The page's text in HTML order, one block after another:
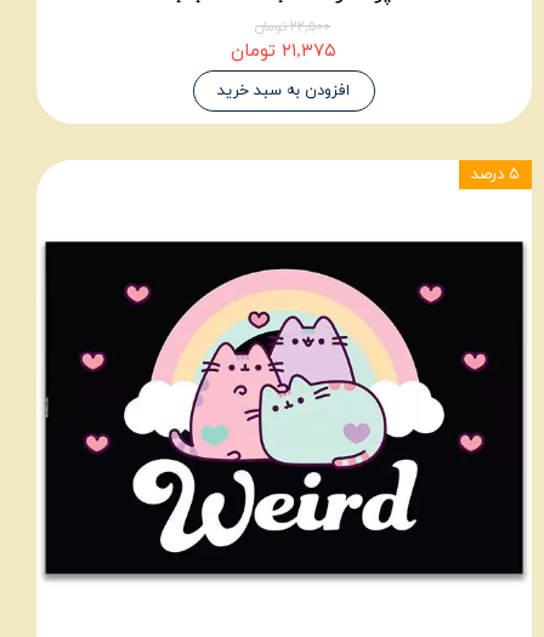
۲۲,۵۰۰ تومان
۲۱,۳۷۵ تومان
افزودن به سبد خرید
۵ درصد